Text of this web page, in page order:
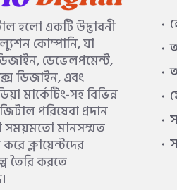
হলো একটি উদ্ভাবনী
কোম্পানি, যা
ডেভেলপমেন্ট,
ডিজাইন, এবং
মার্কেটিং-সহ বিভিন্ন
পরিষেবা প্রদান
সময়মতো মানসম্মত
করে ক্লায়েন্টদের
তৈরি করতে